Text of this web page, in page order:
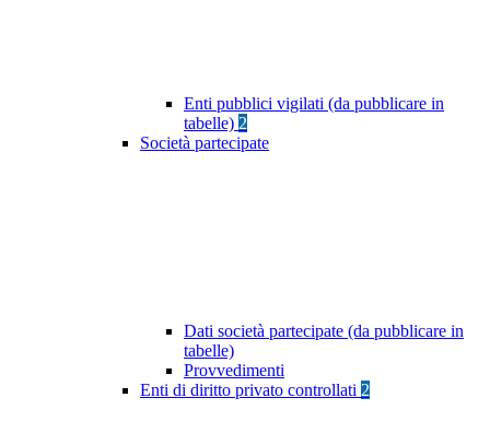
Enti pubblici vigilati (da pubblicare in
tabelle) 2
Società partecipate
Dati società partecipate (da pubblicare in
tabelle)
Provvedimenti
Enti di diritto privato controllati 2